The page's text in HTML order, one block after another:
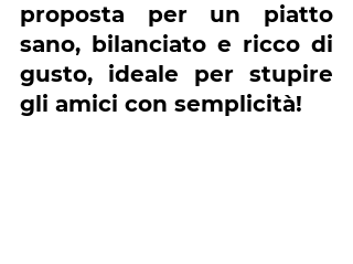
proposta per un piatto
sano, bilanciato e ricco di
gusto, ideale per stupire
gli amici con semplicità!